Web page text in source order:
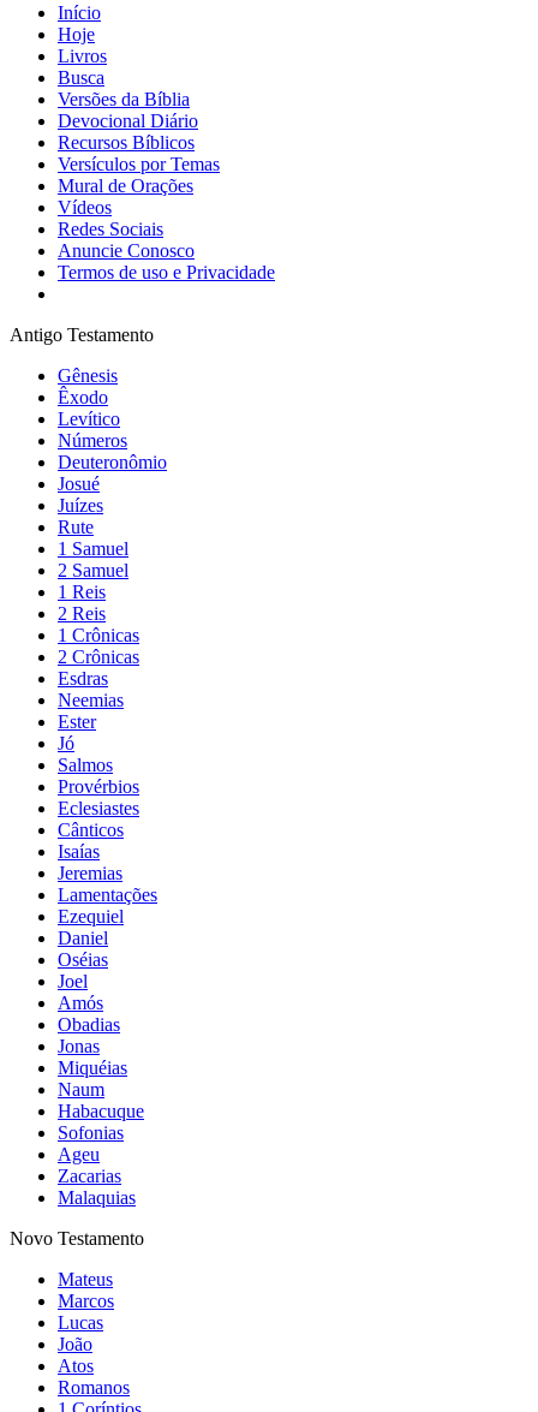
Início
Hoje
Livros
Busca
Versões da Bíblia
Devocional Diário
Recursos Bíblicos
Versículos por Temas
Mural de Orações
Vídeos
Redes Sociais
Anuncie Conosco
Termos de uso e Privacidade
Antigo Testamento
Gênesis
Êxodo
Levítico
Números
Deuteronômio
Josué
Juízes
Rute
1 Samuel
2 Samuel
1 Reis
2 Reis
1 Crônicas
2 Crônicas
Esdras
Neemias
Ester
Jó
Salmos
Provérbios
Eclesiastes
Cânticos
Isaías
Jeremias
Lamentações
Ezequiel
Daniel
Oséias
Joel
Amós
Obadias
Jonas
Miquéias
Naum
Habacuque
Sofonias
Ageu
Zacarias
Malaquias
Novo Testamento
Mateus
Marcos
Lucas
João
Atos
Romanos